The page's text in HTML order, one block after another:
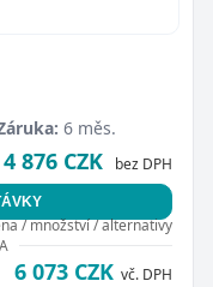
6 měs.
4 876 CZK bez DPH
/ množství / alternativy
6 073 CZK vč. DPH